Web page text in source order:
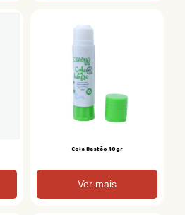
Cola Bastão 10gr
Ver mais